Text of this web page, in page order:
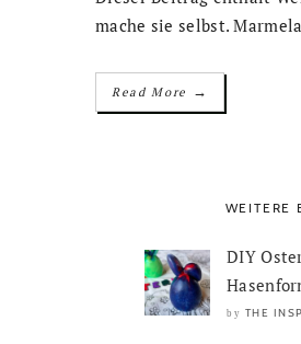
mache sie selbst.
Read More →
WEITERE
DIY
by THE